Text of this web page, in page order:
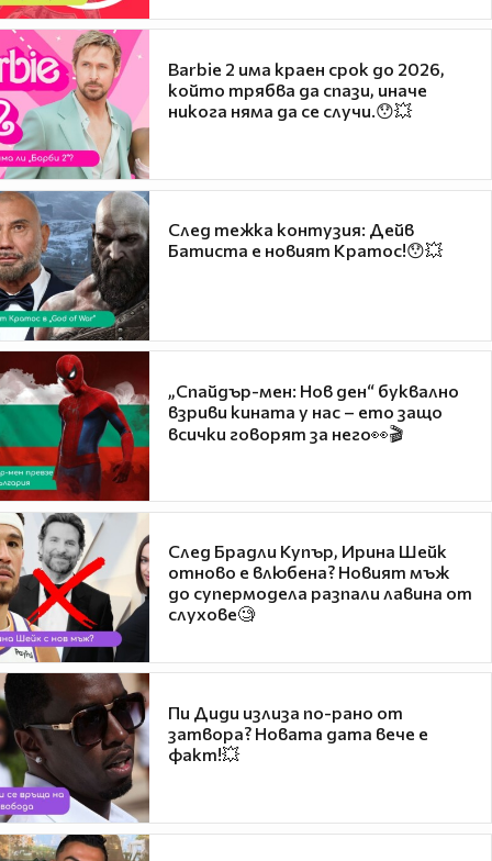
Barbie 2 има краен срок до 2026,
който трябва да спази, иначе
никога няма да се случи.😯💥
След тежка контузия: Дейв
Батиста е новият Кратос!😯💥
„Спайдър-мен: Нов ден“ буквално
взриви кината у нас – ето защо
всички говорят за него👀🎬
След Брадли Купър, Ирина Шейк
отново е влюбена? Новият мъж
до супермодела разпали лавина от
слухове🧐
Пи Диди излиза по-рано от
затвора? Новата дата вече е
факт!💥